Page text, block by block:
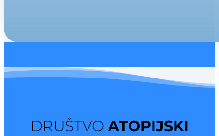
DRUŠTVO ATOPIJSKI